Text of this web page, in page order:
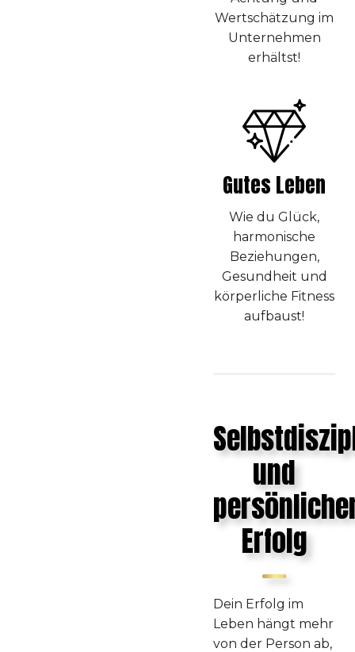
Wertschätzung im
Unternehmen
erhältst!
Gutes Leben
Wie du Glück,
harmonische
Beziehungen,
Gesundheit und
körperliche Fitness
aufbaust!
und
Erfolg
Dein Erfolg im
Leben hängt mehr
von der Person ab,